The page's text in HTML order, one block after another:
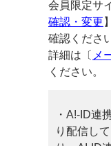
会員限定サ
確認・変更
確認くださ
詳細は〔 メ
ください。
・A!-ID連
り配信し